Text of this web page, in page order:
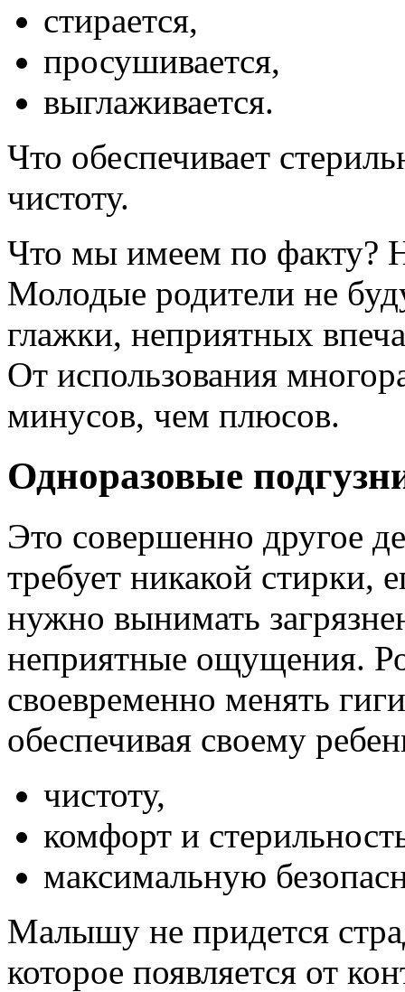
стирается,
просушивается,
выглаживается.
Что обеспечивает
чистоту.
Что мы имеем по факту?
Молодые родители не
глажки, неприятных
От использования
минусов, чем плюсов.
Одноразовые
Это совершенно другое
требует никакой стирки,
нужно вынимать
неприятные ощущения.
своевременно менять
обеспечивая своему
чистоту,
комфорт и
максимальную
Малышу не придется
которое появляется от